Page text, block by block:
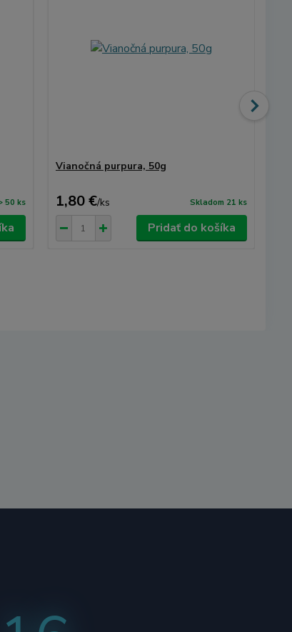
50 ks
Vianočná purpura, 50g
1,80 €/ks Skladom 21 ks
Pridať do košíka